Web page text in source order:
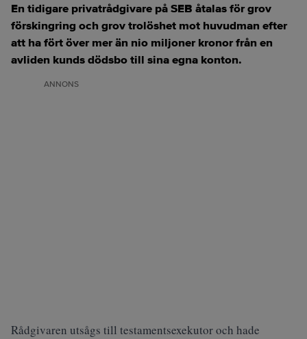
En tidigare privatrådgivare på SEB åtalas för grov
förskingring och grov trolöshet mot huvudman efter
att ha fört över mer än nio miljoner kronor från en
avliden kunds dödsbo till sina egna konton.
ANNONS
Rådgivaren utsågs till testamentsexekutor och hade